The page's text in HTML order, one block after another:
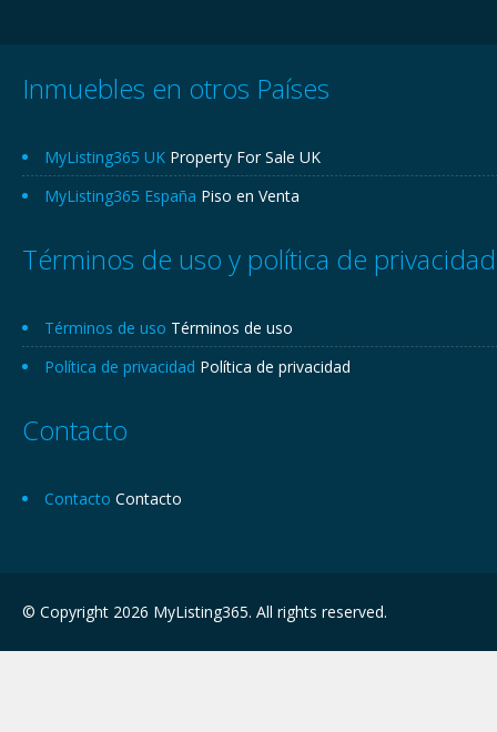
Inmuebles en otros Países
MyListing365 UK Property For Sale UK
MyListing365 España Piso en Venta
Términos de uso y política de privacidad
Términos de uso Términos de uso
Política de privacidad Política de privacidad
Contacto
Contacto Contacto
© Copyright 2026 MyListing365. All rights reserved.